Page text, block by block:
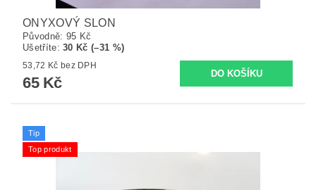
ONYXOVÝ SLON
Původně: 95 Kč
Ušetříte:30 Kč (–31 %)
53,72 Kč bez DPH
65 Kč
Tip
Top produkt